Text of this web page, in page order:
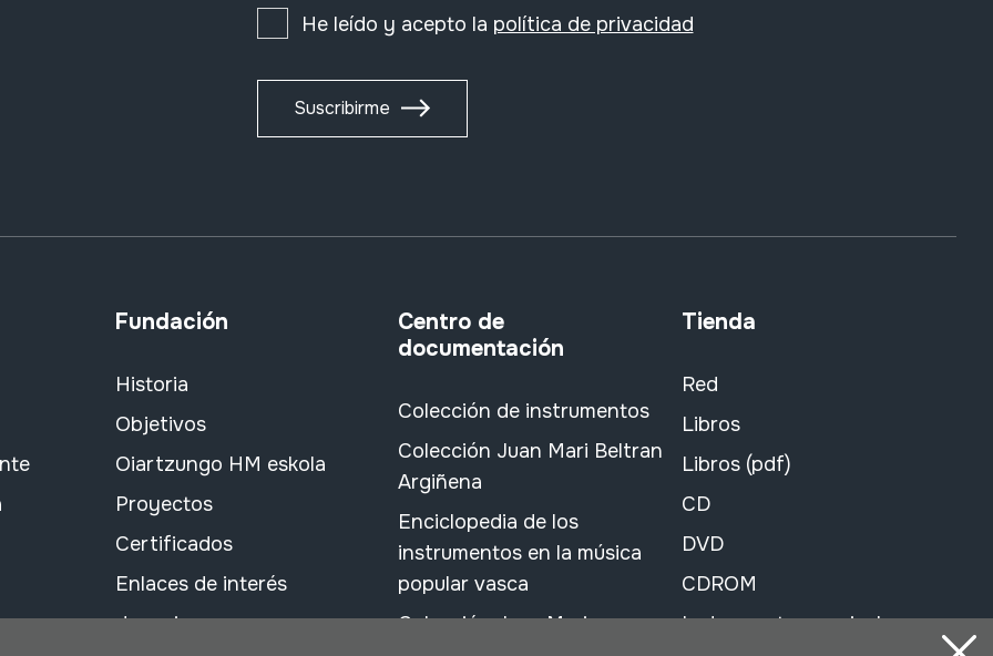
He leído y acepto la política de privacidad
Suscribirme
Fundación
Historia
Objetivos
Oiartzungo HM eskola
Proyectos
Certificados
Enlaces de interés
donaciones
Centro de
documentación
Colección de instrumentos
Colección Juan Mari Beltran
Argiñena
Enciclopedia de los
instrumentos en la música
popular vasca
Colección Jose Mariano
Tienda
Red
Libros
Libros (pdf)
CD
DVD
CDROM
Instrumentos musicales